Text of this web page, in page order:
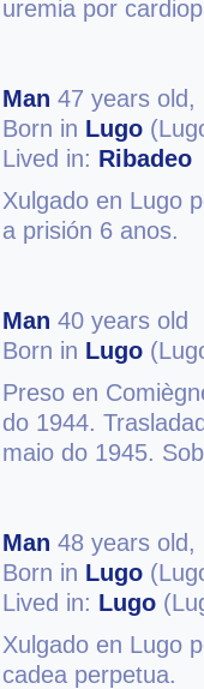
uremia por
Man 47 years old,
Born in Lugo
Lived in: Ribadeo
Xulgado en Lugo
a prisión 6 anos.
Man 40 years old
Born in Lugo
Preso en
do 1944.
maio do 1945.
Man 48 years old,
Born in Lugo
Lived in: Lugo
Xulgado en Lugo
cadea perpetua.